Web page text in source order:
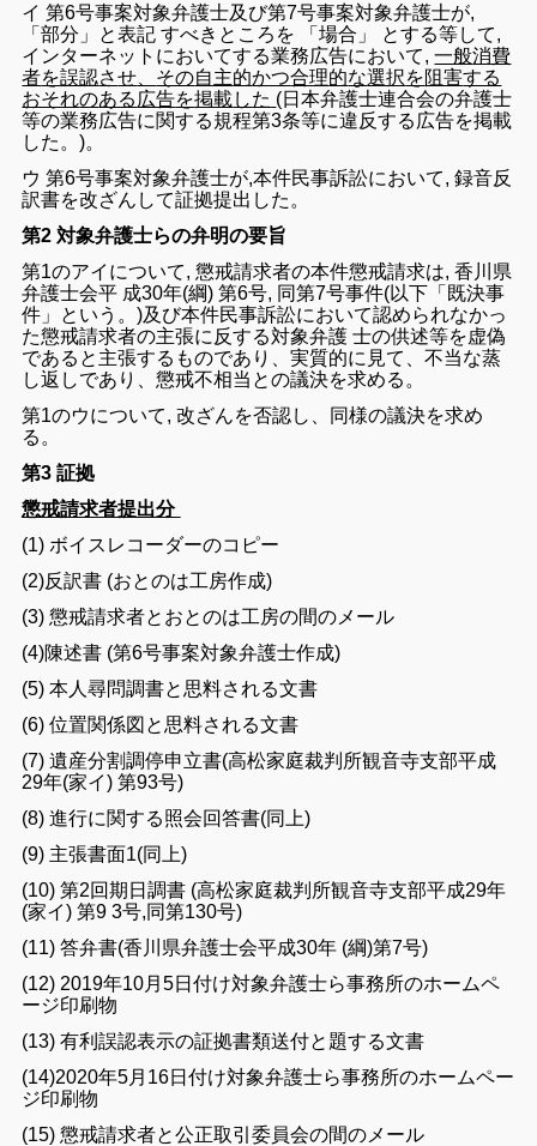
イ第6号事案対象弁護士及び第7号事案対象弁護士が,
「部分 」 と表記すべき ところ を 「場合 」 とする等して,
インターネット においてする業務広告において,一般消費
者を誤認させ その自主的かつ合理的な選択を阻害する
おそれのある 広告を掲載した (日本弁護士連合会の弁護士
等の業務広告に関する規程第3条等に違反する 広告を掲載
した 。)。
ウ第6号事案対象弁護士が,本件民事訴訟において,録音反
訳書を改ざん して証拠提出 した 。
第2 対象弁護士らの弁明の要旨
第1のアイ について,懲戒請求者の本件懲戒請求は,香川 県
弁護士会平 成30年(綱)第6号, 同第7号事件(以下 「 既決事
件 」 という 。)及び本件民事訴訟において認められなかっ
た懲戒請求者の主張に 反する対象弁護士の供述等を虚偽
である と 主張する ものであり 、実質的に 見て 、不当な蒸
し返しであり 、懲戒不相当 との議決を求める 。
第1のウについて,改ざんを否認し 同様の議決を求め
る 。
第3証拠
懲戒請求者提出分
(1) ボイス レコーダーのコピー
(2)反訳書 (おとのは工房作成)
(3)懲戒請求者と おとのは工房の間の メール
(4)陳述書 (第6号事案対象弁護士作成)
(5)本人尋問調書と 思料される文書
(6)位置関係図 と 思料される文書
(7)遺産分割調停申立書(高松家庭裁判所観音寺支部平成
29年(家イ)第93号)
(8)進行に関する照会回答書(同上)
(9) 主張書面1(同上)
(10)第2回期日調書 (高松家庭裁判所観音寺支部平成29年
(家イ)第93号,同第130号)
(11)答弁書(香川 県弁護士会平成30年 (綱)第7号)
(12) 2019年10月5日付け対象弁護士ら事務所のホームペ
ージ印刷物
(13)有利誤認表示の証拠書類送付と 題する文書
(14)2020年5月 16日付け対象弁護士ら事務所のホームペー
ジ印刷物
(15)懲戒請求者と公正取引委員会の間の メール